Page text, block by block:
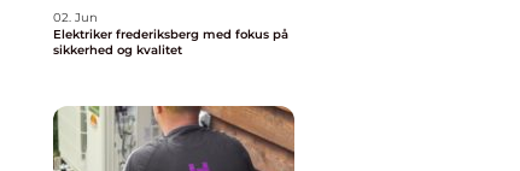
02. Jun
Elektriker frederiksberg med fokus på
sikkerhed og kvalitet